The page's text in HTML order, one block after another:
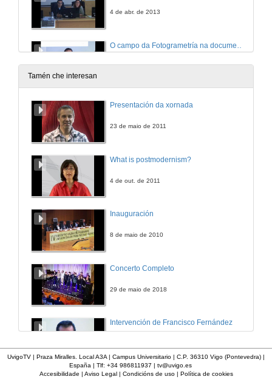
4 de abr. de 2013
4 de abr. de 2013
XIS e Infraestruturas de datos espaciais
Tamén che interesan
Presentación da xornada
23 de maio de 2011
What is postmodernism?
4 de out. de 2011
Inauguración
8 de maio de 2010
Concerto Completo
29 de maio de 2018
Intervención de Francisco Fernández
Inauguración da xornada
UvigoTV | Praza Miralles. Local A3A | Campus Universitario | C.P. 36310 Vigo (Pontevedra) |
España | Tlf: +34 986811937 | tv@uvigo.es
Accesibilidade | Aviso Legal| Condicións de uso| Política de cookies